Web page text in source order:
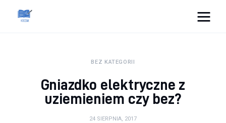
Zdrowie
BEZ KATEGORII
Gniazdko elektryczne z
uziemieniem czy bez?
24 SIERPNIA, 2017